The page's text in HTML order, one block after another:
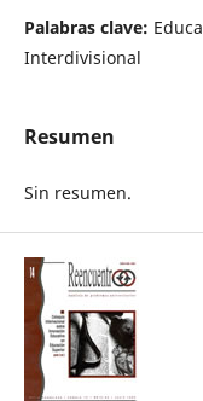
Palabras clave:
Interdivisional
Resumen
Sin resumen.